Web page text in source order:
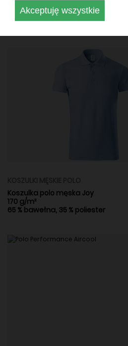
Polo męskie z długim rękawem ID
180 g/m²
100% bawełna, preshrunk oraz
Koszulka polo męska Joy
170 g/m²
65 % bawełna, 35 % poliester
Akceptuję wszystkie